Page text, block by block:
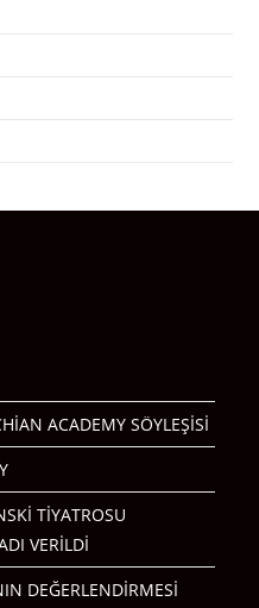
ACADEMY SÖYLEŞİSİ
TİYATROSU
VERİLDİ
DEĞERLENDİRMESİ